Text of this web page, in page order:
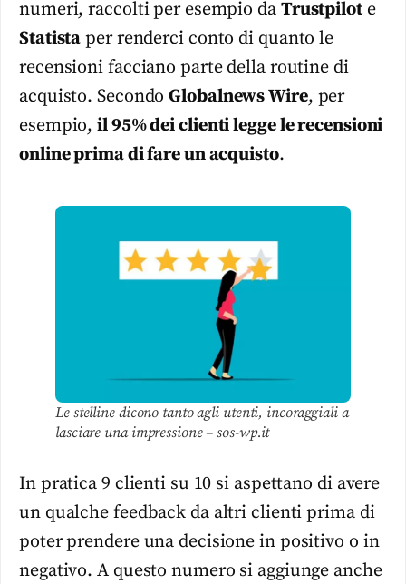
numeri, raccolti per esempio da Trustpilote
Statista per renderci conto di quanto le
recensioni facciano parte della routine di
acquisto. SecondoGlobalnews Wire, per
esempio,il 95% dei clienti legge le recensioni
online prima di fare un acquisto.
Le stelline dicono tanto agli utenti, incoraggiali a
lasciare una impressione – sos-wp.it
In pratica 9 clienti su 10 si aspettano di avere
un qualche feedback da altri clienti prima di
poter prendere una decisione in positivo o in
negativo. A questo numero si aggiunge anche